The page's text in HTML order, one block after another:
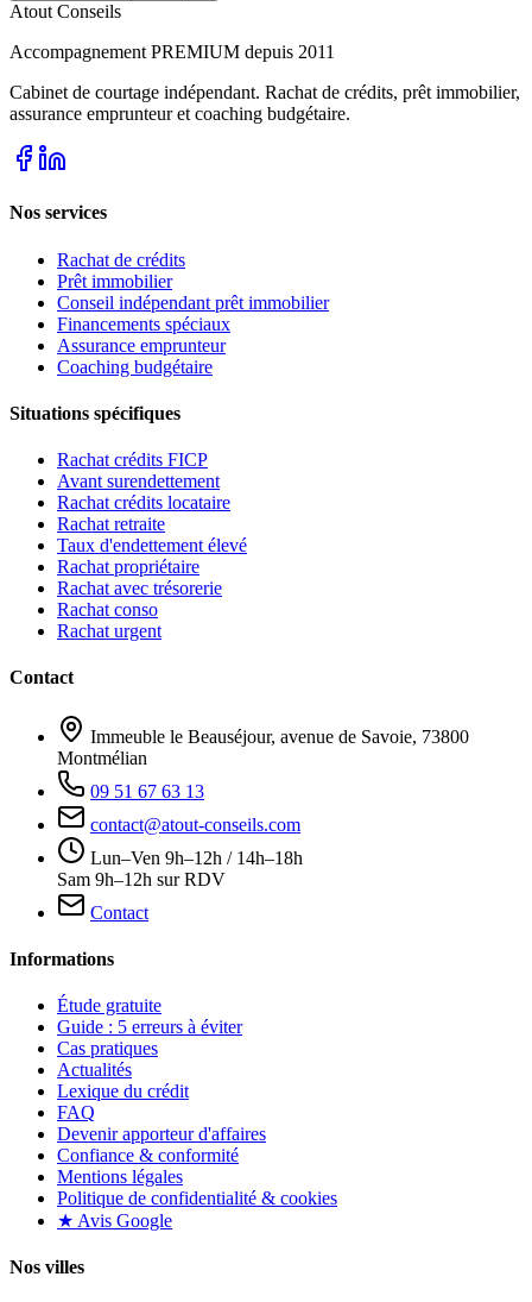
Atout Conseils
Accompagnement PREMIUM depuis 2011
Cabinet de courtage indépendant. Rachat de crédits, prêt immobilier,
assurance emprunteur et coaching budgétaire.
Nos services
Rachat de crédits
Prêt immobilier
Conseil indépendant prêt immobilier
Financements spéciaux
Assurance emprunteur
Coaching budgétaire
Situations spécifiques
Rachat crédits FICP
Avant surendettement
Rachat crédits locataire
Rachat retraite
Taux d'endettement élevé
Rachat propriétaire
Rachat avec trésorerie
Rachat conso
Rachat urgent
Contact
Immeuble le Beauséjour, avenue de Savoie, 73800
Montmélian
09 51 67 63 13
contact@atout-conseils.com
Lun–Ven 9h–12h / 14h–18h
Sam 9h–12h sur RDV
Contact
Informations
Étude gratuite
Guide : 5 erreurs à éviter
Cas pratiques
Actualités
Lexique du crédit
FAQ
Devenir apporteur d'affaires
Confiance & conformité
Mentions légales
Politique de confidentialité & cookies
★ Avis Google
Nos villes